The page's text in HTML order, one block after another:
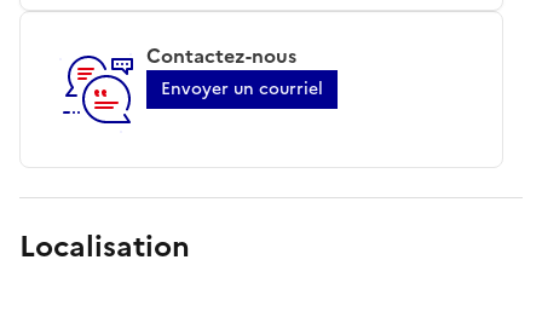
Contactez-nous
Envoyer un courriel
Localisation